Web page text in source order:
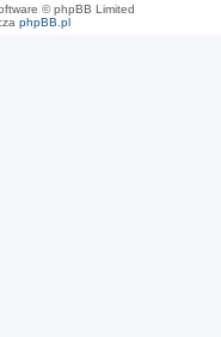
© phpBB Limited
phpBB.pl